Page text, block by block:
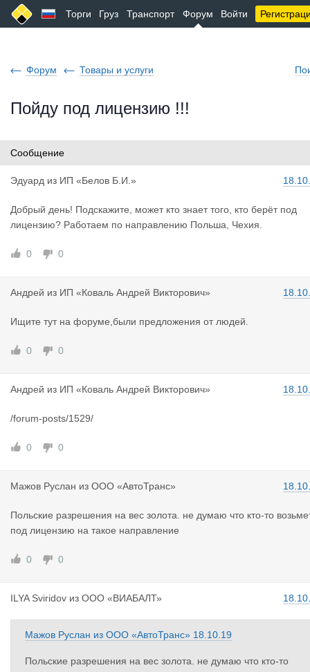
Торги Груз Транспорт Форум Войти
Форум Товары и услуги
Пойду под лицензию !!!
Сообщение
Эдуард из ИП «Белов Б.И.»
Добрый день! Подскажите, может кто знает того, кто берёт под
лицензию? Работаем по направлению Польша, Чехия.
0 0
Андрей из ИП «Коваль Андрей Викторович»
Ищите тут на форуме,были предложения от людей.
0 0
Андрей из ИП «Коваль Андрей Викторович»
/forum-posts/1529/
0 0
Мажов Руслан из ООО «АвтоТранс»
Польские разрешения на вес золота. не думаю что кто-то
под лицензию на такое направление
0 0
ILYA Sviridov из ООО «ВИАБАЛТ»
Мажов Руслан из ООО «АвтоТранс» 18.10.19
Польские разрешения на вес золота. не думаю что кто-то